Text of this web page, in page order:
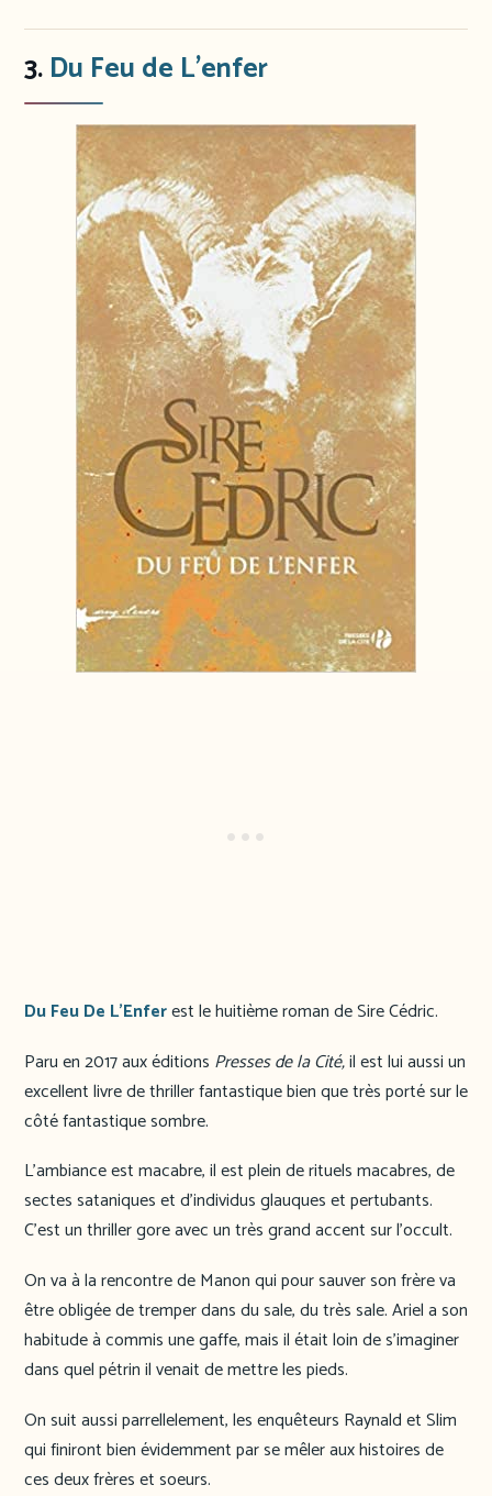
3.Du Feu de L’enfer
Du Feu De L’Enferest le huitième roman de Sire Cédric.
Paru en 2017 aux éditions Presses de la Cité,il est lui aussi un
excellent livre de thriller fantastique bien que très porté sur le
côté fantastique sombre.
L’ambiance est macabre, il est plein de rituels macabres, de
sectes sataniques et d’individus glauques et pertubants.
C’est un thriller gore avec un très grand accent sur l’occult.
On va à la rencontre de Manon qui pour sauver son frère va
être obligée de tremper dans du sale, du très sale. Ariel a son
habitude à commis une gaffe, mais il était loin de s’imaginer
dans quel pétrin il venait de mettre les pieds.
On suit aussi parrellelement, les enquêteurs Raynald et Slim
qui finiront bien évidemment par se mêler aux histoires de
ces deux frères et soeurs.